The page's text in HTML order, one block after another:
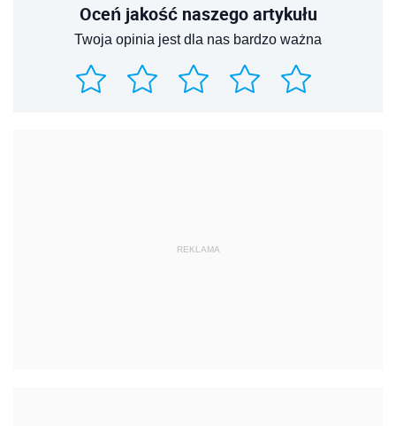
Oceń jakość naszego artykułu
Twoja opinia jest dla nas bardzo ważna
REKLAMA